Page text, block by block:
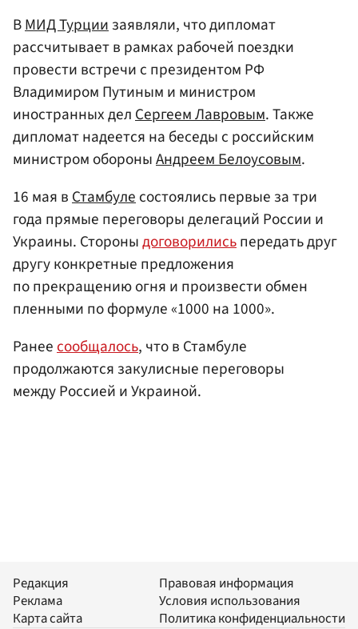
ВМИД Турциизаявляли, что дипломат
рассчитывает в рамках рабочей поездки
провести встречи с президентом РФ
Владимиром Путиным и министром
иностранных делСергеем Лавровым. Также
дипломат надеется на беседы с российским
министром обороныАндреем Белоусовым.
16 мая вСтамбулесостоялись первые за три
года прямые переговоры делегаций России и
Украины. Стороныдоговорилисьпередать друг
другу конкретные предложения
по прекращению огня и произвести обмен
пленными по формуле «1000 на 1000».
Ранеесообщалось, что в Стамбуле
продолжаются закулисные переговоры
между Россией и Украиной.
Редакция
Реклама
Карта сайта
Правовая информация
Условия использования
Политика конфиденциальности